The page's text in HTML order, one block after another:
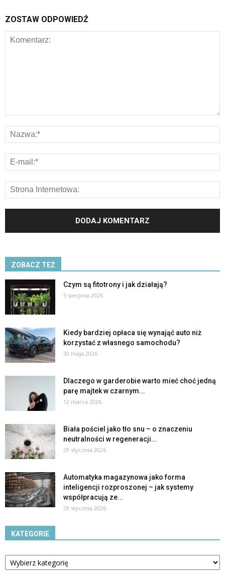
ZOSTAW ODPOWIEDŹ
ZOBACZ TEŻ
Czym są fitotrony i jak działają?
5 sierpnia 2026
Kiedy bardziej opłaca się wynająć auto niż
korzystać z własnego samochodu?
30 maja 2026
Dlaczego w garderobie warto mieć choć jedną
parę majtek w czarnym...
12 marca 2026
Biała pościel jako tło snu – o znaczeniu
neutralności w regeneracji...
29 stycznia 2026
Automatyka magazynowa jako forma
inteligencji rozproszonej – jak systemy
współpracują ze...
29 stycznia 2026
KATEGORIE
Kategorie